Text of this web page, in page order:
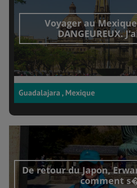
Voyager au
DANGEUREUX.
Guadalajara , Mexique
De retour du Japon,
comment